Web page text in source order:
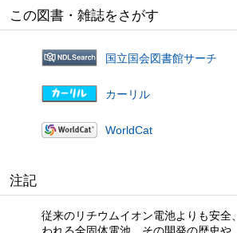
この図書・雑誌をさがす
国立国会図書館サーチ
カーリル
WorldCat
注記
従来のリチウムイオン電池よりも安全
われる全固体電池。その開発の歴史や